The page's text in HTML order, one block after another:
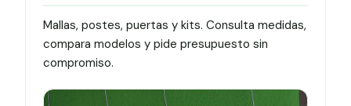
Mallas, postes, puertas y kits. Consulta medidas,
compara modelos y pide presupuesto sin
compromiso.